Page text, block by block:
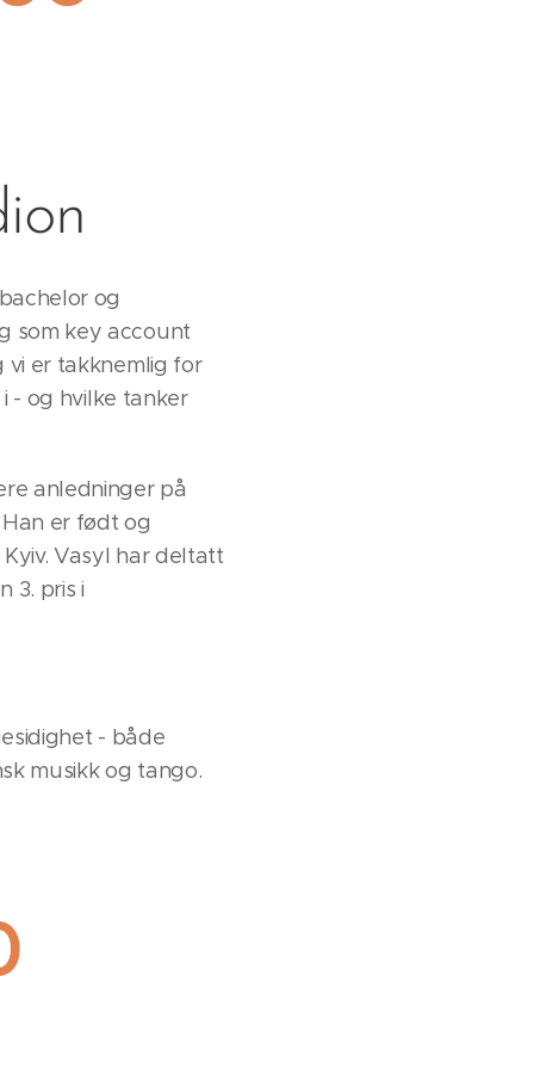
og
som key account
vi er takknemlig for
- og hvilke tanker
anledninger på
er født og
Vasyl har deltatt
3. pris i
- både
musikk og tango.